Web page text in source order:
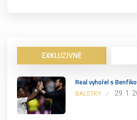
EXKLUZIVNĚ
Real vyhořel s
BALETKY 29. 1.